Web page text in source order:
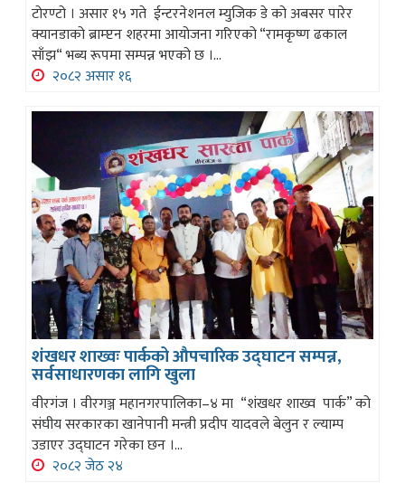
टोरण्टो । असार १५ गते ईन्टरनेशनल म्युजिक डे को अबसर पारेर
क्यानडाको ब्राम्प्टन शहरमा आयोजना गरिएको “रामकृष्ण ढकाल
साँझ“ भब्य रूपमा सम्पन्न भएको छ ।...
२०८२ असार १६
शंखधर शाख्वः पार्कको औपचारिक उद्घाटन सम्पन्न,
सर्वसाधारणका लागि खुला
वीरगंज । वीरगञ्ज महानगरपालिका–४ मा “शंखधर शाख्व पार्क” को
संघीय सरकारका खानेपानी मन्त्री प्रदीप यादवले बेलुन र ल्याम्प
उडाएर उद्घाटन गरेका छन ।...
२०८२ जेठ २४